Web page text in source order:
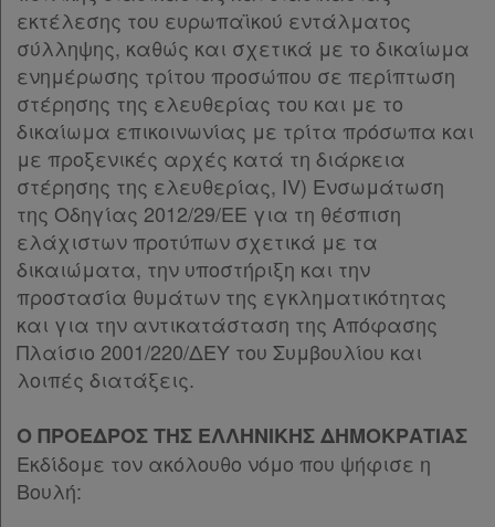
Χρήσιμα
Assistant
Νομολογία
Kodiko
Forum
Αναζήτηση
Κ.Α.Δ.
Παρ.1
Παρ.2
Παρ.3
Άρθρο 13 [-]
Παρ.1
Παρ.2
Παρ.3
Άρθρο 14 [-]
Παρ.1
Παρ.2
Άρθρο 15 [-]
Παρ.1
Παρ.2
Παρ.3
Άρθρο 16 [-]
Παρ.1
εκτέλεσης του ευρωπαϊκού εντάλματος
σύλληψης, καθώς και σχετικά με το δικαίωμα
ενημέρωσης τρίτου προσώπου σε περίπτωση
στέρησης της ελευθερίας του και με το
δικαίωμα επικοινωνίας με τρίτα πρόσωπα και
με προξενικές αρχές κατά τη διάρκεια
στέρησης της ελευθερίας, IV) Ενσωμάτωση
της Οδηγίας 2012/29/ΕΕ για τη θέσπιση
ελάχιστων προτύπων σχετικά με τα
δικαιώματα, την υποστήριξη και την
προστασία θυμάτων της εγκληματικότητας
και για την αντικατάσταση της Απόφασης
Πλαίσιο 2001/220/ΔΕΥ του Συμβουλίου και
λοιπές διατάξεις.
Ο ΠΡΟΕΔΡΟΣ ΤΗΣ ΕΛΛΗΝΙΚΗΣ ΔΗΜΟΚΡΑΤΙΑΣ
Εκδίδομε τον ακόλουθο νόμο που ψήφισε η
Βουλή: